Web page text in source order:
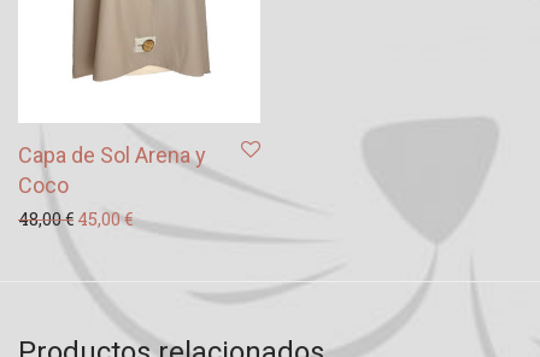
Capa de Sol Arena y
Coco
48,00€ El precio original era: 48,00 €.
45,00€El precio actual es: 45,00 €.